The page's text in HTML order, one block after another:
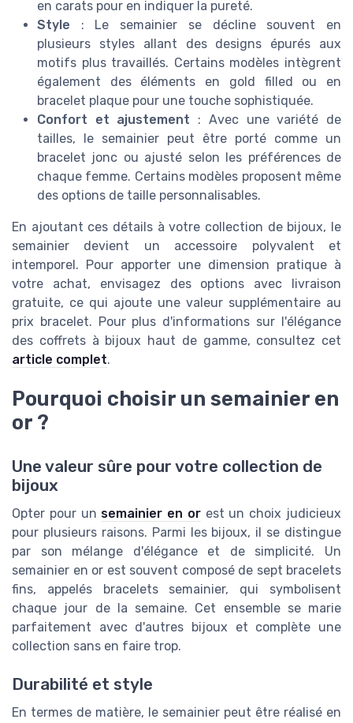
en carats pour en indiquer la pureté.
Style : Le semainier se décline souvent en
plusieurs styles allant des designs épurés aux
motifs plus travaillés. Certains modèles intègrent
également des éléments en gold filled ou en
bracelet plaque pour une touche sophistiquée.
Confort et ajustement : Avec une variété de
tailles, le semainier peut être porté comme un
bracelet jonc ou ajusté selon les préférences de
chaque femme. Certains modèles proposent même
des options de taille personnalisables.
En ajoutant ces détails à votre collection de bijoux, le
semainier devient un accessoire polyvalent et
intemporel. Pour apporter une dimension pratique à
votre achat, envisagez des options avec livraison
gratuite, ce qui ajoute une valeur supplémentaire au
prix bracelet. Pour plus d'informations sur l'élégance
des coffrets à bijoux haut de gamme, consultez cet
article complet.
Pourquoi choisir un semainier en
or ?
Une valeur sûre pour votre collection de
bijoux
Opter pour un semainier en orest un choix judicieux
pour plusieurs raisons. Parmi les bijoux, il se distingue
par son mélange d'élégance et de simplicité. Un
semainier en or est souvent composé de sept bracelets
fins, appelés bracelets semainier, qui symbolisent
chaque jour de la semaine. Cet ensemble se marie
parfaitement avec d'autres bijoux et complète une
collection sans en faire trop.
Durabilité et style
En termes de matière, le semainier peut être réalisé en